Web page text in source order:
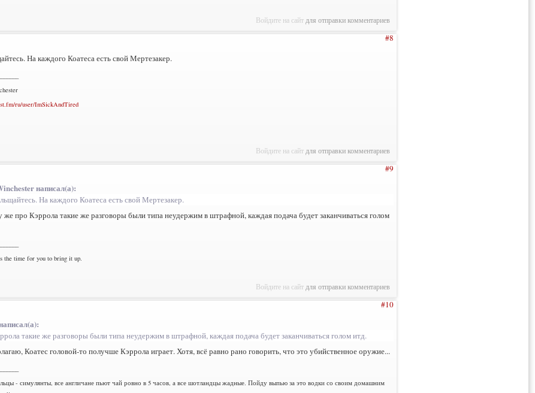
Войдите на сайт для отправки комментариев
#8
На каждого Коатеса есть свой Мертезакер.
ru/user/ImSickAndTired
Войдите на сайт для отправки комментариев
#9
написал(а):
На каждого Коатеса есть свой Мертезакер.
же про Кэррола такие же разговоры были типа неудержим в штрафной, каждая подача будет заканчиваться голом
the time for you to bring it up.
Войдите на сайт для отправки комментариев
#10
такие же разговоры были типа неудержим в штрафной, каждая подача будет заканчиваться голом итд.
Коатес головой-то получше Кэррола играет. Хотя, всё равно рано говорить, что это убийственное оружие...
- симулянты, все англичане пьют чай ровно в 5 часов, а все шотландцы жадные. Пойду выпью за это водки со своим домашним